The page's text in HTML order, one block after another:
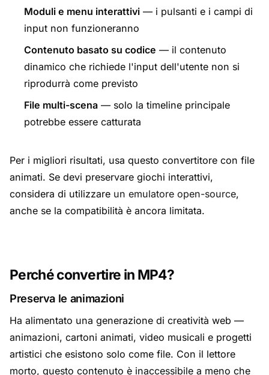
Moduli e menu interattivi — i pulsanti e i campi di
input non funzioneranno
Contenuto basato su codice — il contenuto
dinamico che richiede l'input dell'utente non si
riprodurrà come previsto
File multi-scena — solo la timeline principale
potrebbe essere catturata
Per i migliori risultati, usa questo convertitore con file
animati. Se devi preservare giochi interattivi,
considera di utilizzare un emulatore open-source,
anche se la compatibilità è ancora limitata.
Perché convertire in MP4?
Preserva le animazioni
Ha alimentato una generazione di creatività web —
animazioni, cartoni animati, video musicali e progetti
artistici che esistono solo come file. Con il lettore
morto, questo contenuto è inaccessibile a meno che